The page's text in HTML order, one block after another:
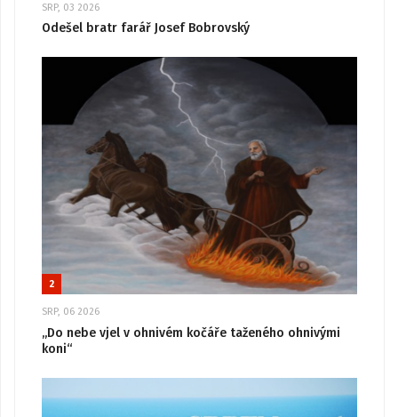
SRP, 03 2026
Odešel bratr farář Josef Bobrovský
2
SRP, 06 2026
„Do nebe vjel v ohnivém kočáře taženého ohnivými
koni“